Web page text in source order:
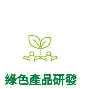
綠色產品研發